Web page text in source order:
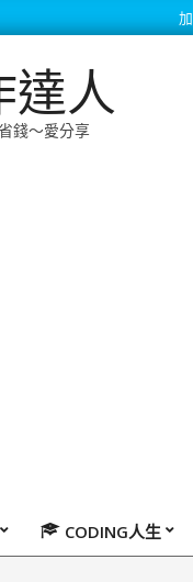
達人
錢～愛分享
CODING人生